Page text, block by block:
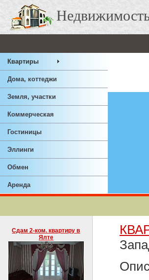
Квартиры
Дома, коттеджи
Земля, участки
Коммерческая
Гостиницы
Эллинги
Обмен
Аренда
Сдам 2-ком. квартиру в
Ялте